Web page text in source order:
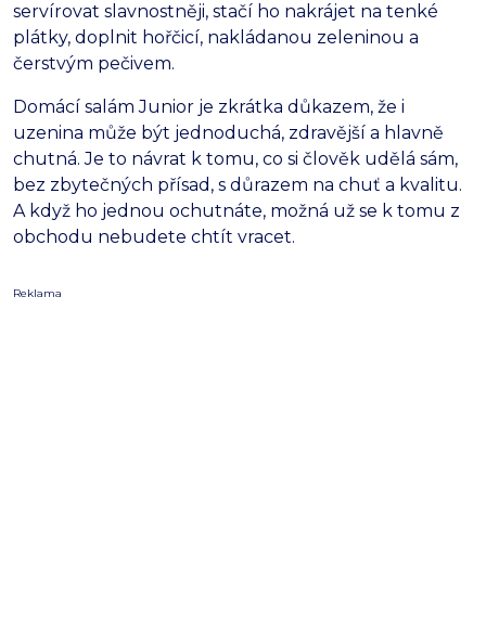
servírovat slavnostněji, stačí ho nakrájet na tenké
plátky, doplnit hořčicí, nakládanou zeleninou a
čerstvým pečivem.
Domácí salám Junior je zkrátka důkazem, že i
uzenina může být jednoduchá, zdravější a hlavně
chutná. Je to návrat k tomu, co si člověk udělá sám,
bez zbytečných přísad, s důrazem na chuť a kvalitu.
A když ho jednou ochutnáte, možná už se k tomu z
obchodu nebudete chtít vracet.
Reklama